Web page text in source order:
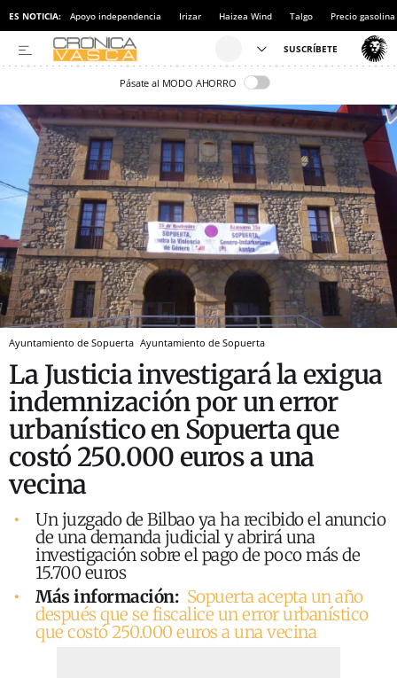
ES NOTICIA: Apoyo independencia Irizar Haizea Wind Talgo Precio gasolina
Pásate al MODO AHORRO
Ayuntamiento de Sopuerta Ayuntamiento de Sopuerta
La Justicia investigará la exigua
indemnización por un error
urbanístico en Sopuerta que
costó 250.000 euros a una
vecina
Un juzgado de Bilbao ya ha recibido el anuncio
de una demanda judicial y abrirá una
investigación sobre el pago de poco más de
15.700 euros
Más información: Sopuerta acepta un año
después que se fiscalice un error urbanístico
que costó 250.000 euros a una vecina